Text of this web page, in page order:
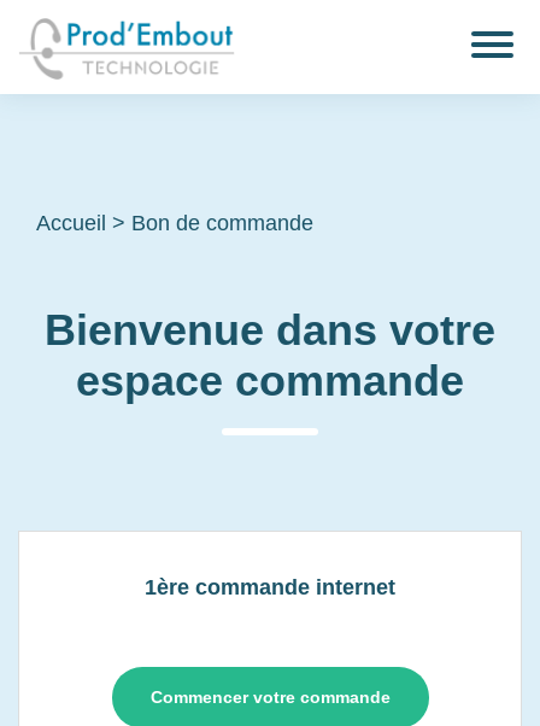
Accueil > Bon de commande
Bienvenue dans votre
espace commande
1ère commande internet
Commencer votre commande